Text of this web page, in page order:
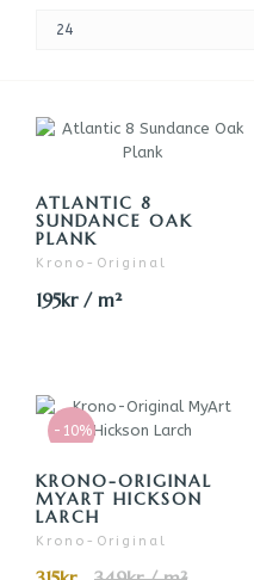
ATLANTIC 8
SUNDANCE OAK
PLANK
Krono-Original
195kr / m²
-10%
KRONO-ORIGINAL
MYART HICKSON
LARCH
Krono-Original